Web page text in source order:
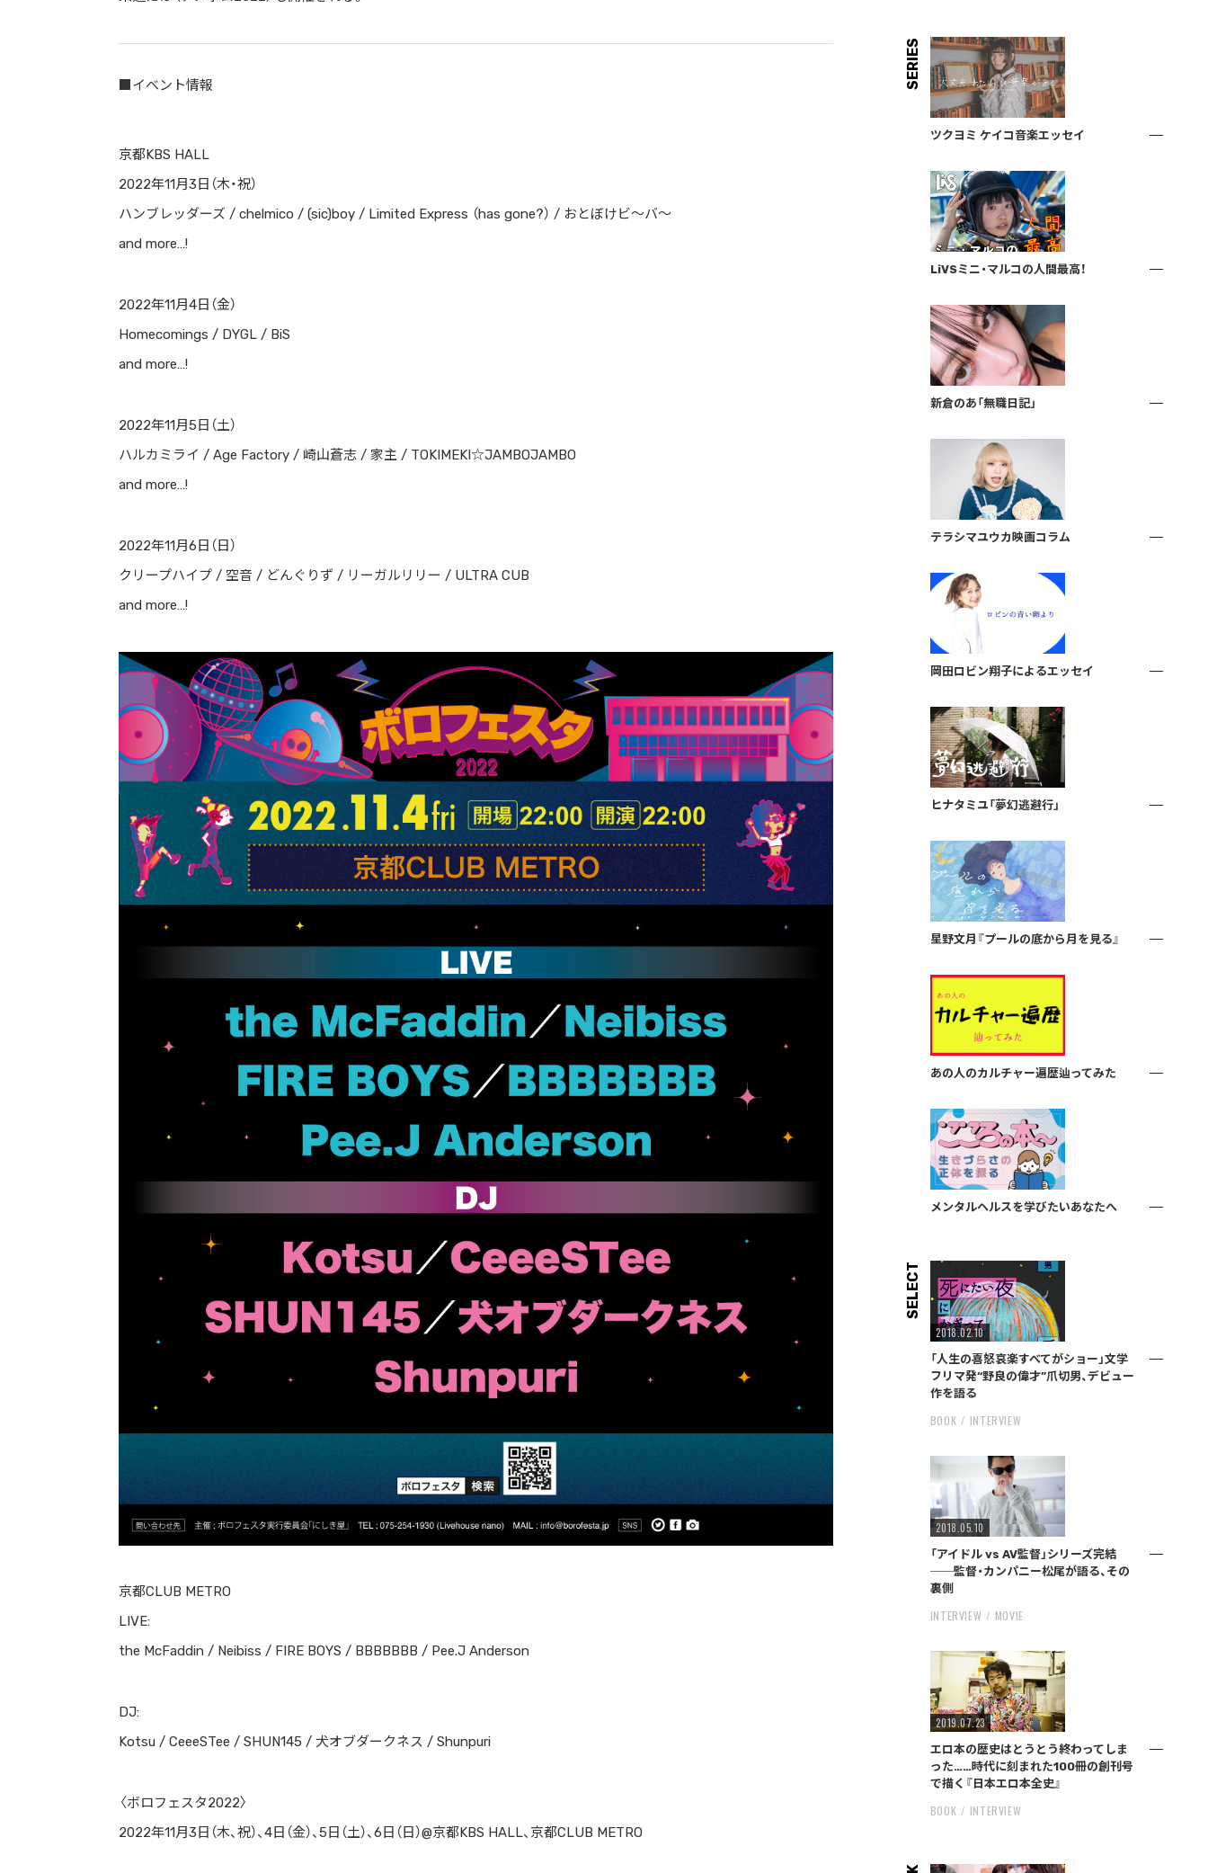
ストリートを愛するカルチャー・マガジン
■イベント情報
京都KBS HALL
2022年11月3日（木・祝）
ハンブレッダーズ / chelmico / (sic)boy / Limited Express （has gone?） / おとぼけビ～バ～
and more…!
2022年11月4日（金）
Homecomings / DYGL / BiS
and more…!
2022年11月5日（土）
ハルカミライ / Age Factory / 崎山蒼志 / 家主 / TOKIMEKI☆JAMBOJAMBO
and more…!
2022年11月6日（日）
クリープハイプ / 空音 / どんぐりず / リーガルリリー / ULTRA CUB
and more…!
京都CLUB METRO
LIVE:
the McFaddin / Neibiss / FIRE BOYS / BBBBBBB / Pee.J Anderson
DJ:
Kotsu / CeeeSTee / SHUN145 / 犬オブダークネス / Shunpuri
〈ボロフェスタ2022〉
2022年11月3日（木、祝）、4日（金）、5日（土）、6日（日）@京都KBS HALL、京都CLUB METRO
SERIES
ツクヨミ ケイコ音楽エッセイ
LiVSミニ・マルコの人間最高！
新倉のあ「無職日記」
テラシマユウカ映画コラム
岡田ロビン翔子によるエッセイ
ヒナタミユ「夢幻逃避行」
星野文月『プールの底から月を見る』
あの人のカルチャー遍歴辿ってみた
メンタルヘルスを学びたいあなたへ
SELECT
2018.02.10
「人生の喜怒哀楽すべてがショー」文学
フリマ発“野良の偉才”爪切男、デビュー
作を語る
BOOK INTERVIEW
2018.05.10
「アイドル vs AV監督」シリーズ完結
──監督・カンパニー松尾が語る、その
裏側
INTERVIEW MOVIE
2019.07.23
エロ本の歴史はとうとう終わってしま
った……時代に刻まれた100冊の創刊号
で描く『日本エロ本全史』
BOOK INTERVIEW